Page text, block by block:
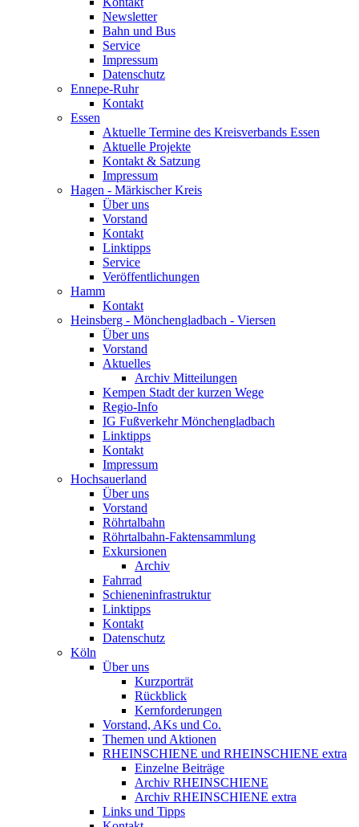
Newsletter
Bahn und Bus
Service
Impressum
Datenschutz
Ennepe-Ruhr
Kontakt
Essen
Aktuelle Termine des Kreisverbands Essen
Aktuelle Projekte
Kontakt & Satzung
Impressum
Hagen - Märkischer Kreis
Über uns
Vorstand
Kontakt
Linktipps
Service
Veröffentlichungen
Hamm
Kontakt
Heinsberg - Mönchengladbach - Viersen
Über uns
Vorstand
Aktuelles
Archiv Mitteilungen
Kempen Stadt der kurzen Wege
Regio-Info
IG Fußverkehr Mönchengladbach
Linktipps
Kontakt
Impressum
Hochsauerland
Über uns
Vorstand
Röhrtalbahn
Röhrtalbahn-Faktensammlung
Exkursionen
Archiv
Fahrrad
Schieneninfrastruktur
Linktipps
Kontakt
Datenschutz
Köln
Über uns
Kurzporträt
Rückblick
Kernforderungen
Vorstand, AKs und Co.
Themen und Aktionen
RHEINSCHIENE und RHEINSCHIENE extra
Einzelne Beiträge
Archiv RHEINSCHIENE
Archiv RHEINSCHIENE extra
Links und Tipps